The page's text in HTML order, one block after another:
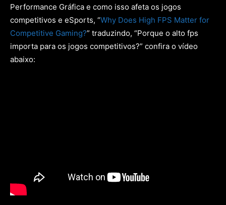
Performance Gráfica e como isso afeta os jogos
competitivos e eSports, “Why Does High FPS Matter for
Competitive Gaming?” traduzindo, “Porque o alto fps
importa para os jogos competitivos?” confira o vídeo
abaixo: